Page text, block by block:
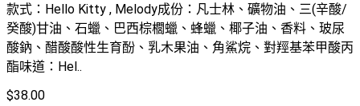
款式：Hello Kitty , Melody成份：凡士林、礦物油、三(辛酸/
癸酸)甘油、石蠟、巴西棕櫚蠟、蜂蠟、椰子油、香料、玻尿
酸鈉、醋酸酸性生育酚、乳木果油、角鯊烷、對羥基苯甲酸丙
酯味道：Hel..
$38.00